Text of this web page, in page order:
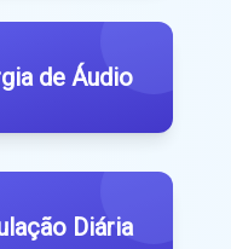
de Áudio
Diária